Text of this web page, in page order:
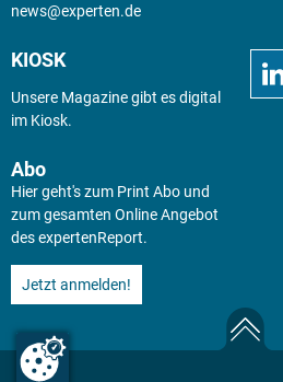
news@experten.de
KIOSK
Unsere Magazine gibt es digital
im Kiosk.
Abo
Hier geht's zum Print Abo und
zum gesamten Online Angebot
des expertenReport.
Jetzt anmelden!